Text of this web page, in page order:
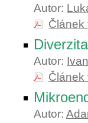
Autor:
Článek
Autor:
Článek
Autor: